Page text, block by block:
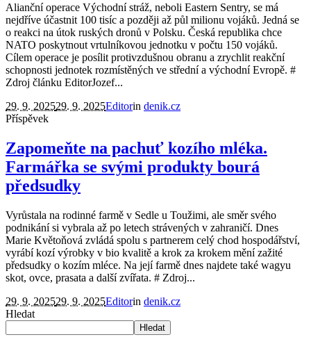
Alianční operace Východní stráž, neboli Eastern Sentry, se má
nejdříve účastnit 100 tisíc a později až půl milionu vojáků. Jedná se
o reakci na útok ruských dronů v Polsku. Česká republika chce
NATO poskytnout vrtulníkovou jednotku v počtu 150 vojáků.
Cílem operace je posílit protivzdušnou obranu a zrychlit reakční
schopnosti jednotek rozmístěných ve střední a východní Evropě. #
Zdroj článku EditorJozef...
29. 9. 202529. 9. 2025Editorin denik.cz
Příspěvek
Zapomeňte na pachuť kozího mléka.
Farmářka se svými produkty bourá
předsudky
Vyrůstala na rodinné farmě v Sedle u Toužimi, ale směr svého
podnikání si vybrala až po letech strávených v zahraničí. Dnes
Marie Květoňová zvládá spolu s partnerem celý chod hospodářství,
vyrábí kozí výrobky v bio kvalitě a krok za krokem mění zažité
předsudky o kozím mléce. Na její farmě dnes najdete také wagyu
skot, ovce, prasata a další zvířata. # Zdroj...
29. 9. 202529. 9. 2025Editorin denik.cz
Hledat
Hledat